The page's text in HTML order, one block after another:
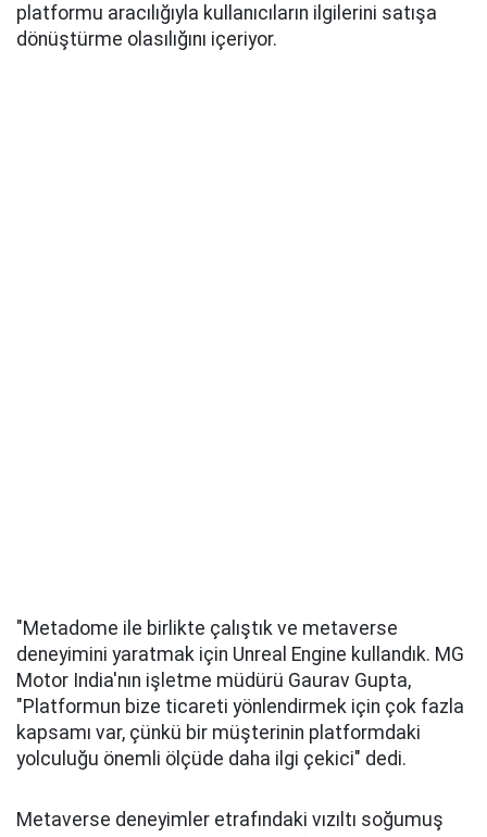
platformu aracılığıyla kullanıcıların ilgilerini satışa
dönüştürme olasılığını içeriyor.
"Metadome ile birlikte çalıştık ve metaverse
deneyimini yaratmak için Unreal Engine kullandık. MG
Motor India'nın işletme müdürü Gaurav Gupta,
"Platformun bize ticareti yönlendirmek için çok fazla
kapsamı var, çünkü bir müşterinin platformdaki
yolculuğu önemli ölçüde daha ilgi çekici" dedi.
Metaverse deneyimler etrafındaki vızıltı soğumuş